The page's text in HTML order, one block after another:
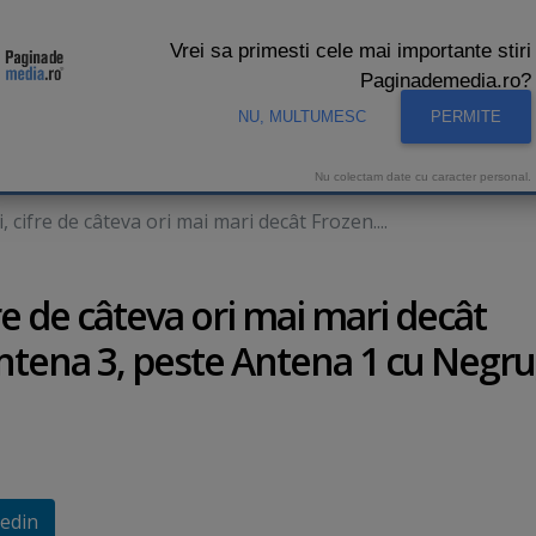
cifre de câteva ori mai mari decât Frozen....
de câteva ori mai mari decât
3, peste Antena 1 cu
Vrei sa primesti cele mai importante stiri
Paginademedia.ro?
NU, MULTUMESC PERMITE
Nu colectam date cu caracter personal.